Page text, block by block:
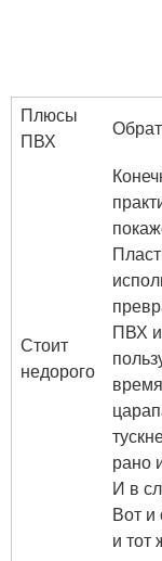
Плюсы
ПВХ
Стоит
недорого
ПВХ
рано
И в
Вот и
и тот